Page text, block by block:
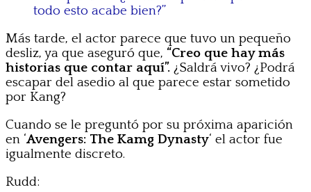
todo esto acabe bien?”
Más tarde, el actor parece que tuvo un pequeño
desliz, ya que aseguró que, “Creo que hay más
historias que contar aquí”. ¿Saldrá vivo? ¿Podrá
escapar del asedio al que parece estar sometido
por Kang?
Cuando se le preguntó por su próxima aparición
en ‘Avengers: The Kamg Dynasty‘ el actor fue
igualmente discreto.
Rudd: